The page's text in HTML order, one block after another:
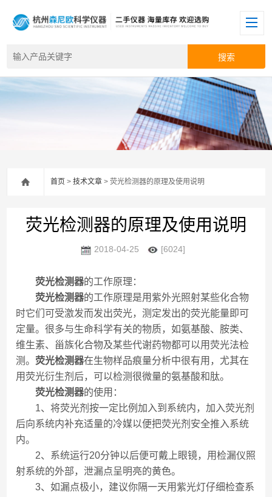
首页 >技术文章 > 荧光检测器的原理及使用说明
荧光检测器的原理及使用说明
2018-04-25 [6024]
荧光检测器的工作原理：
荧光检测器的工作原理是用紫外光照射某些化合物
时它们可受激发而发出荧光，测定发出的荧光能量即可
定量。很多与生命科学有关的物质，如氨基酸、胺类、
维生素、甾族化合物及某些代谢药物都可以用荧光法检
测。 荧光检测器在生物样品痕量分析中很有用，尤其在
用荧光衍生剂后，可以检测很微量的氨基酸和肽。
荧光检测器的使用：
1、将荧光剂按一定比例加入到系统内，加入荧光剂
后向系统内补充适量的冷媒以便把荧光剂安全推入系统
内。
2、系统运行20分钟以后便可戴上眼镜，用检漏仪照
射系统的外部，泄漏点呈明亮的黄色。
3、如漏点极小，建议你隔一天用紫光灯仔细检查系